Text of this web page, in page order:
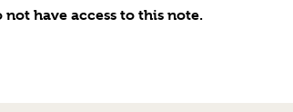
not have access to this note.